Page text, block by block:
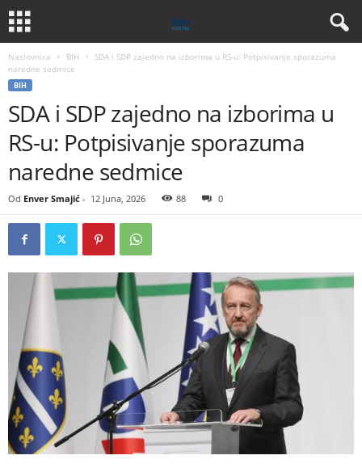
Naslovnica BIH
SDA i SDP zajedno na izborima u RS-u: Potpisivanje sporazuma
naredne sedmice
BIH
SDA i SDP zajedno na izborima u
RS-u: Potpisivanje sporazuma
naredne sedmice
Od Enver Smajić - 12 Juna, 2026 88 0